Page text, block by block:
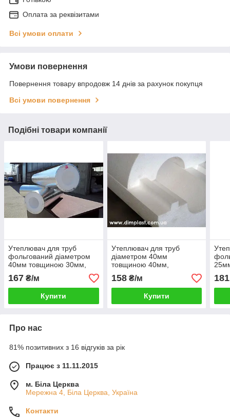
Оплата за реквізитами
Всі умови оплати
Умови повернення
Повернення товару впродовж 14 днів за рахунок покупця
Всі умови повернення
Подібні товари компанії
Утеплювач для труб
фольгований діаметром
40мм товщиною 30мм,
Шкаралупа СКП403035
пінопласт ПСБ-С-35
167 ₴/м
Купити
Утеплювач для труб
діаметром 40мм
товщиною 40мм,
Шкаралупа СКП404035
пінопласт ПСБ-С-35
158₴/м
Купити
181
Про нас
81% позитивних з 16 відгуків за рік
Працює з 11.11.2015
м. Біла Церква
Мережна 4, Біла Церква, Україна
Контакти